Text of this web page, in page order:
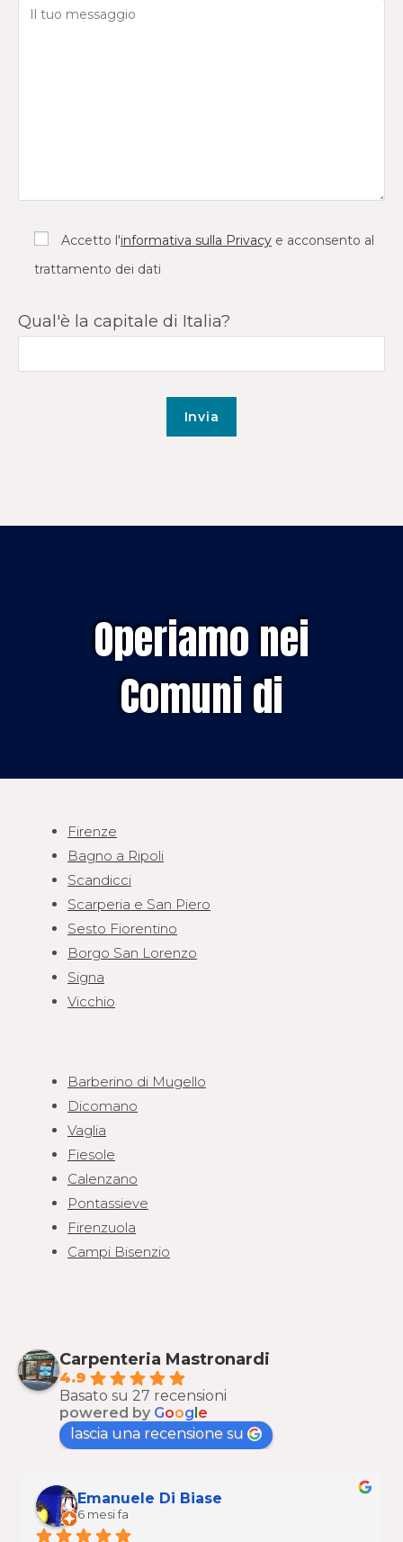
Accetto l'informativa sulla Privacy e acconsento al
trattamento dei dati
Qual'è la capitale di Italia?
Operiamo nei
Comuni di
Firenze
Bagno a Ripoli
Scandicci
Scarperia e San Piero
Sesto Fiorentino
Borgo San Lorenzo
Signa
Vicchio
Barberino di Mugello
Dicomano
Vaglia
Fiesole
Calenzano
Pontassieve
Firenzuola
Campi Bisenzio
Carpenteria Mastronardi
4.9
Basato su 27 recensioni
powered by Google
lascia una recensione su
Emanuele Di Biase
6 mesi fa